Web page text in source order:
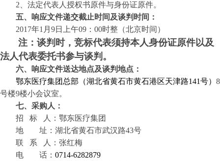
2、 法定代表人授权书原件与身份证原件。
五、响应文件递交截止时间及谈判时间：
2017年1月9日上午09：00时整（北京时间）
注：谈判时，竞标代表须持本人身份证原件以及
法人代表委托书参与谈判。
六、响应文件送达地点及谈判地点：
鄂东医疗集团总部（湖北省黄石市黄石港区天津路141号） 8
号楼9楼小会议室。
七、采购人：
招
标
人：鄂东医疗集团
地
址：湖北省黄石市武汉路43号
联
系
人：张红梅
电
话： 0714-6282879